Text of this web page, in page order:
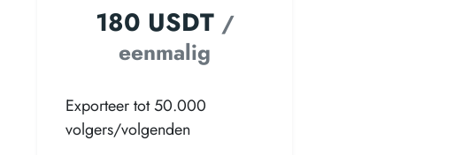
180 USDT /
eenmalig
Exporteer tot 50.000
volgers/volgenden